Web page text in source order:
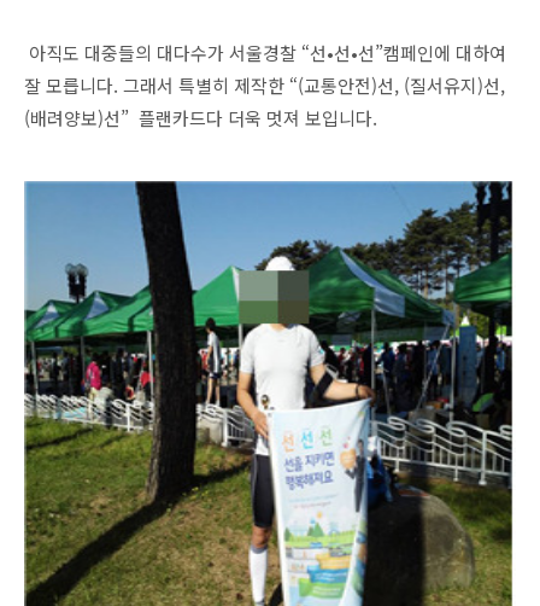
아직도 대중들의 대다수가 서울경찰 “선•선•선”캠페인에 대하여
잘 모릅니다. 그래서 특별히 제작한 “(교통안전)선, (질서유지)선,
(배려양보)선” 플랜카드다 더욱 멋져 보입니다.